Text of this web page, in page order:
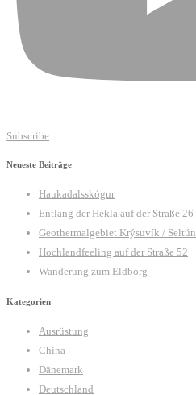
Subscribe
Neueste Beiträge
Haukadalsskógur
Entlang der Hekla auf der Straße 26
Geothermalgebiet Krýsuvík / Seltún
Hochlandfeeling auf der Straße 52
Wanderung zum Eldborg
Kategorien
Ausrüstung
China
Dänemark
Deutschland